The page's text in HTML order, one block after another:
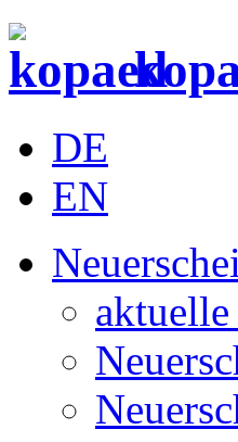
DE
EN